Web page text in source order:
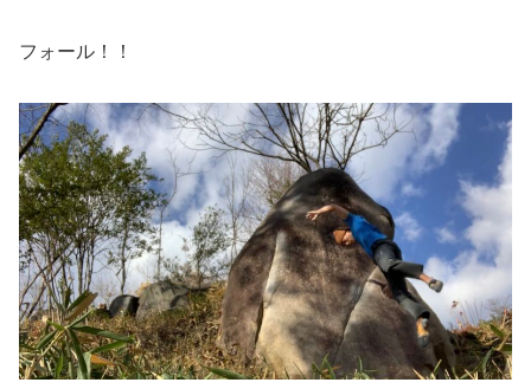
フォール！！